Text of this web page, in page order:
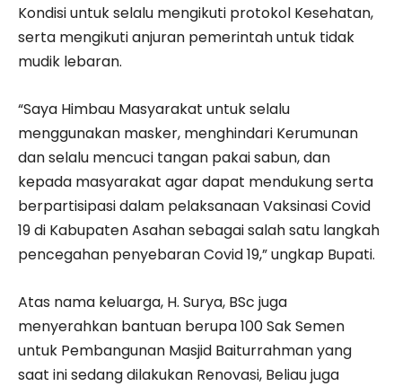
Kondisi untuk selalu mengikuti protokol Kesehatan,
serta mengikuti anjuran pemerintah untuk tidak
mudik lebaran.
“Saya Himbau Masyarakat untuk selalu
menggunakan masker, menghindari Kerumunan
dan selalu mencuci tangan pakai sabun, dan
kepada masyarakat agar dapat mendukung serta
berpartisipasi dalam pelaksanaan Vaksinasi Covid
19 di Kabupaten Asahan sebagai salah satu langkah
pencegahan penyebaran Covid 19,” ungkap Bupati.
Atas nama keluarga, H. Surya, BSc juga
menyerahkan bantuan berupa 100 Sak Semen
untuk Pembangunan Masjid Baiturrahman yang
saat ini sedang dilakukan Renovasi, Beliau juga